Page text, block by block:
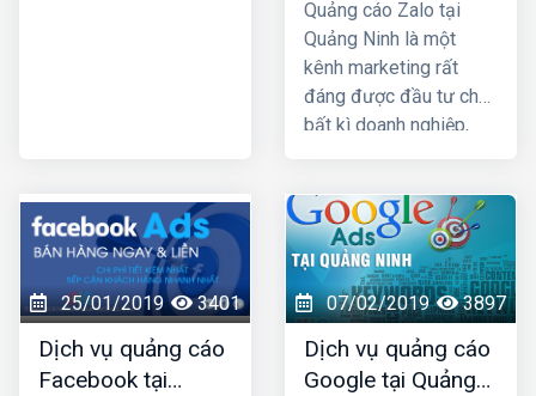
rẻ nhất
Quảng cáo Zalo tại
Quảng Ninh là một
kênh marketing rất
đáng được đầu tư cho
bất kì doanh nghiệp,
dành cho giới trẻ. Bởi lẽ
100% người dùng Zalo
đều là người thật cùng
với hơn 80+ triệu người
dùng thường xuyên, vì
vậy một khi mẫu quảng
cáo của bạn xuất hiện
25/01/2019 3401
Dịch vụ quảng cáo
Facebook tại
07/02/2019 3897
Dịch vụ quảng cáo
Google tại Quảng